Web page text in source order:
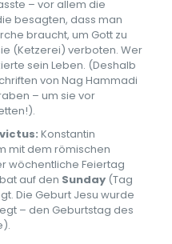
– vor allem die
besagten, dass man
braucht, um Gott zu
(Ketzerei) verboten. Wer
sein Leben. (Deshalb
von Nag Hammadi
– um sie vor
Konstantin
mit dem römischen
wöchentliche Feiertag
auf den Sunday (Tag
Die Geburt Jesu wurde
– den Geburtstag des